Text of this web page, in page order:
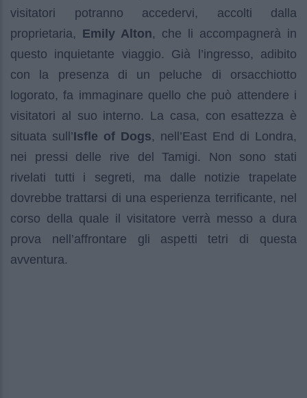
visitatori potranno accedervi, accolti dalla
proprietaria, Emily Alton, che li accompagnerà in
questo inquietante viaggio. Già l’ingresso, adibito
con la presenza di un peluche di orsacchiotto
logorato, fa immaginare quello che può attendere i
visitatori al suo interno. La casa, con esattezza è
situata sull’Isfle of Dogs, nell’East End di Londra,
nei pressi delle rive del Tamigi. Non sono stati
rivelati tutti i segreti, ma dalle notizie trapelate
dovrebbe trattarsi di una esperienza terrificante, nel
corso della quale il visitatore verrà messo a dura
prova nell’affrontare gli aspetti tetri di questa
avventura.